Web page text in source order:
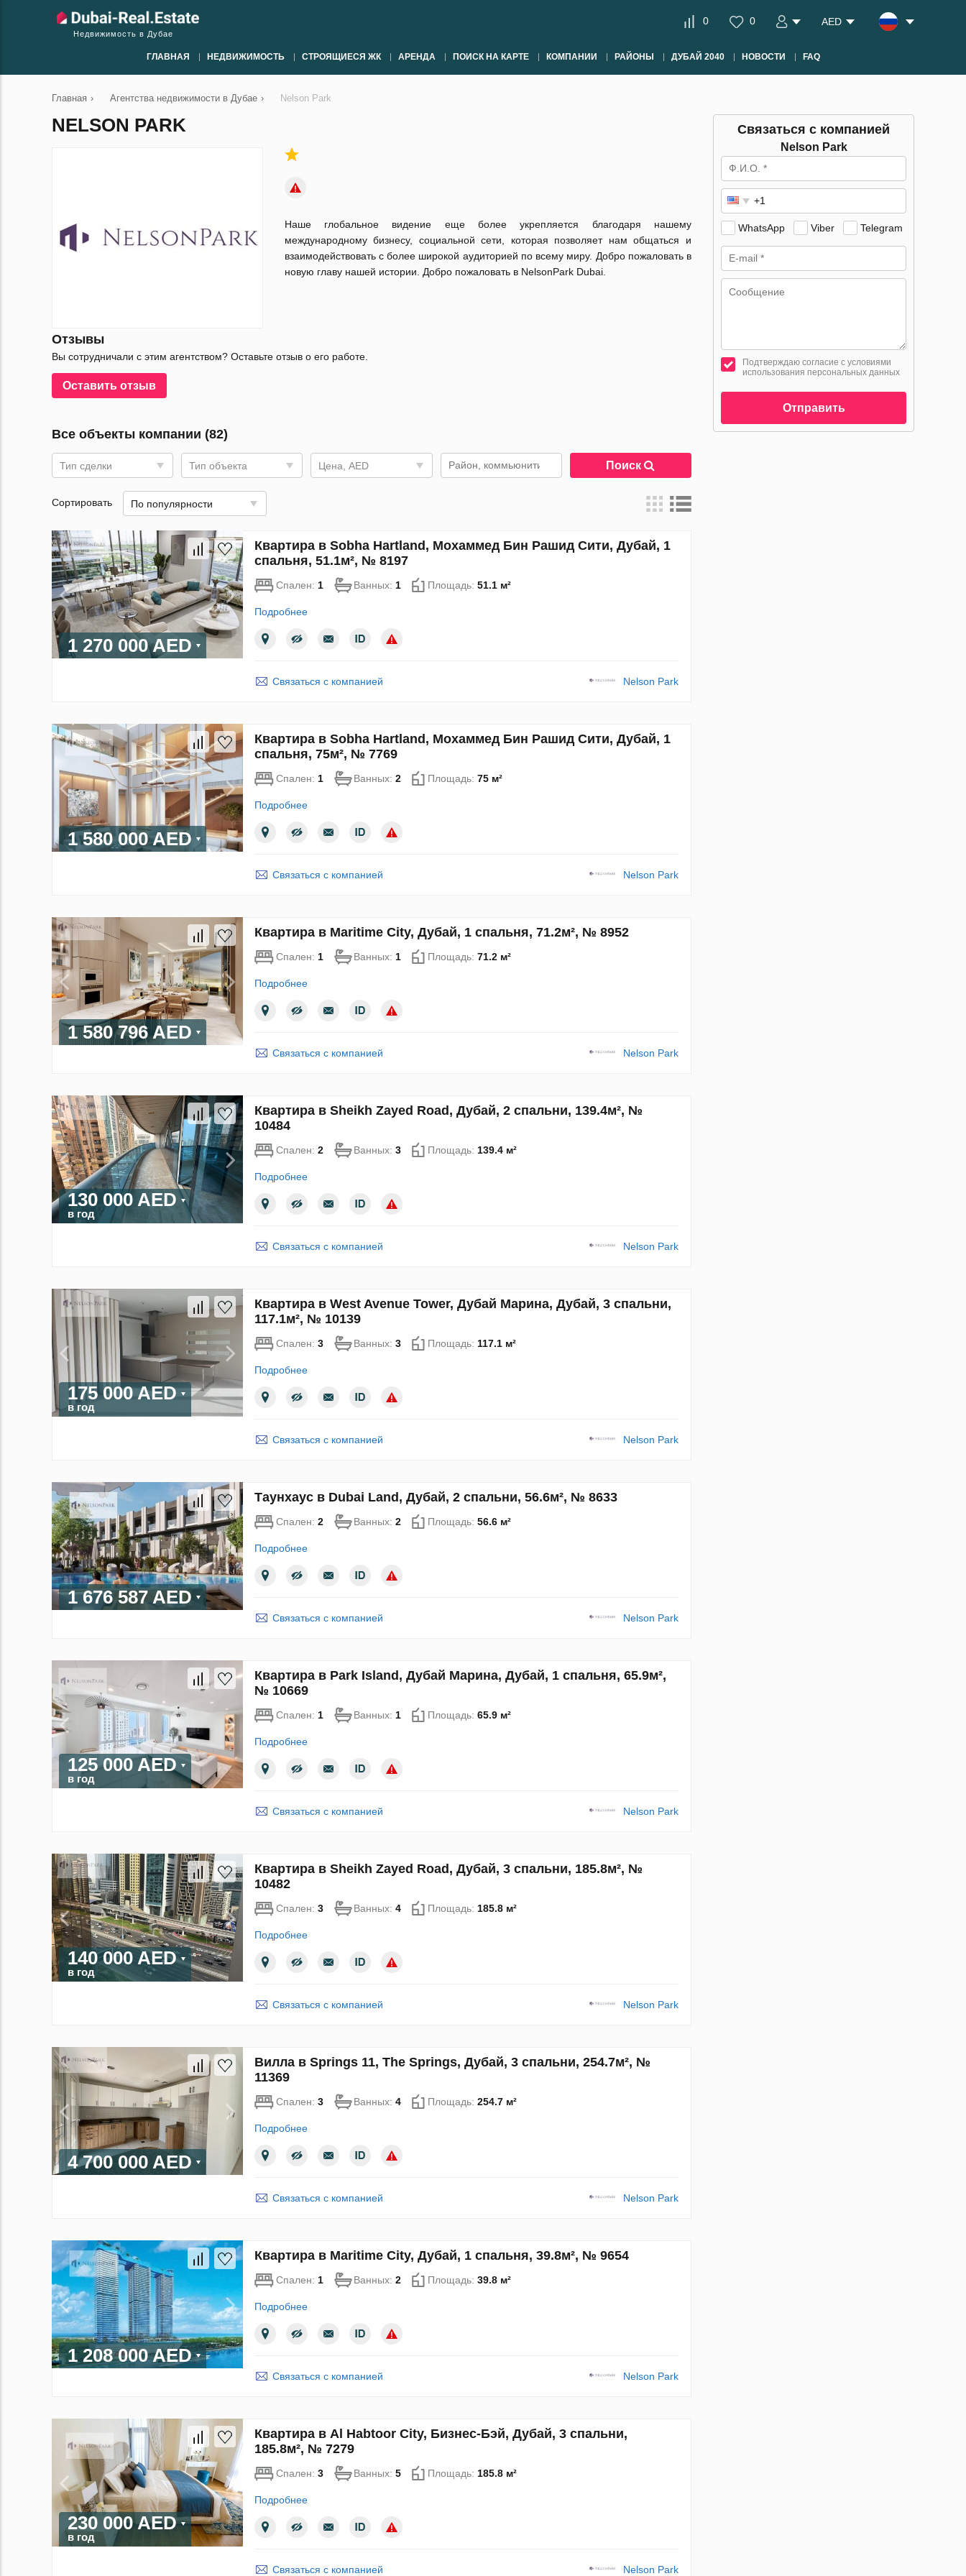
Недвижимость в Дубае
0 0 AED
ГЛАВНАЯ НЕДВИЖИМОСТЬ СТРОЯЩИЕСЯ ЖК АРЕНДА ПОИСК НА КАРТЕ КОМПАНИИ РАЙОНЫ ДУБАЙ 2040 НОВОСТИ FAQ
Главная › Агентства недвижимости в Дубае › Nelson Park
NELSON PARK
Наше глобальное видение еще более укрепляется благодаря нашему
международному бизнесу, социальной сети, которая позволяет нам общаться и
взаимодействовать с более широкой аудиторией по всему миру. Добро пожаловать в
новую главу нашей истории. Добро пожаловать в NelsonPark Dubai.
Отзывы
Вы сотрудничали с этим агентством? Оставьте отзыв о его работе.
Оставить отзыв
Все объекты компании (82)
Тип сделки Тип объекта Цена, AED Поиск
Сортировать По популярности
1 270 000 AED
Квартира в Sobha Hartland, Мохаммед Бин Рашид Сити, Дубай, 1
спальня, 51.1м², № 8197
Спален: 1 Ванных: 1 Площадь:51.1 м²
Подробнее
Связаться с компанией Nelson Park
1 580 000 AED
Квартира в Sobha Hartland, Мохаммед Бин Рашид Сити, Дубай, 1
спальня, 75м², № 7769
Спален: 1 Ванных:2 Площадь:75 м²
Подробнее
Связаться с компанией Nelson Park
1 580 796 AED
Квартира в Maritime City, Дубай, 1 спальня, 71.2м², № 8952
Спален: 1 Ванных: 1 Площадь:71.2 м²
Подробнее
Связаться с компанией Nelson Park
130 000 AED
в год
Квартира в Sheikh Zayed Road, Дубай, 2 спальни, 139.4м², №
10484
Спален:2 Ванных:3 Площадь: 139.4 м²
Подробнее
Связаться с компанией Nelson Park
175 000 AED
в год
Квартира в West Avenue Tower, Дубай Марина, Дубай, 3 спальни,
117.1м², № 10139
Спален:3 Ванных:3 Площадь: 117.1 м²
Подробнее
Связаться с компанией Nelson Park
1 676 587 AED
Таунхаус в Dubai Land, Дубай, 2 спальни, 56.6м², № 8633
Спален:2 Ванных:2 Площадь:56.6 м²
Подробнее
Связаться с компанией Nelson Park
125 000 AED
в год
Квартира в Park Island, Дубай Марина, Дубай, 1 спальня, 65.9м²,
№ 10669
Спален: 1 Ванных: 1 Площадь:65.9 м²
Подробнее
Связаться с компанией Nelson Park
140 000 AED
в год
Квартира в Sheikh Zayed Road, Дубай, 3 спальни, 185.8м², №
10482
Спален:3 Ванных:4 Площадь: 185.8 м²
Подробнее
Связаться с компанией Nelson Park
4 700 000 AED
Вилла в Springs 11, The Springs, Дубай, 3 спальни, 254.7м², №
11369
Спален:3 Ванных:4 Площадь:254.7 м²
Подробнее
Связаться с компанией Nelson Park
1 208 000 AED
Квартира в Maritime City, Дубай, 1 спальня, 39.8м², № 9654
Спален: 1 Ванных:2 Площадь:39.8 м²
Подробнее
Связаться с компанией Nelson Park
230 000 AED
в год
Квартира в Al Habtoor City, Бизнес-Бэй, Дубай, 3 спальни,
185.8м², № 7279
Спален:3 Ванных:5 Площадь: 185.8 м²
Подробнее
Связаться с компанией Nelson Park
Связаться с компанией
Nelson Park
WhatsApp Viber Telegram
Подтверждаю согласие с условиями
использования персональных данных
Отправить